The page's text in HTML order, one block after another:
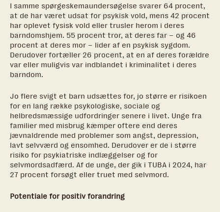
I samme spørgeskemaundersøgelse svarer 64 procent,
at de har været udsat for psykisk vold, mens 42 procent
har oplevet fysisk vold eller trusler herom i deres
barndomshjem. 55 procent tror, at deres far – og 46
procent at deres mor – lider af en psykisk sygdom.
Derudover fortæller 26 procent, at en af deres forældre
var eller muligvis var indblandet i kriminalitet i deres
barndom.
Jo flere svigt et barn udsættes for, jo større er risikoen
for en lang række psykologiske, sociale og
helbredsmæssige udfordringer senere i livet. Unge fra
familier med misbrug kæmper oftere end deres
jævnaldrende med problemer som angst, depression,
lavt selvværd og ensomhed. Derudover er de i større
risiko for psykiatriske indlæggelser og for
selvmordsadfærd. Af de unge, der gik i TUBA i 2024, har
27 procent forsøgt eller truet med selvmord.
Potentiale for positiv forandring